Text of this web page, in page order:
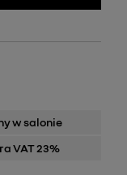
w salonie
VAT 23%